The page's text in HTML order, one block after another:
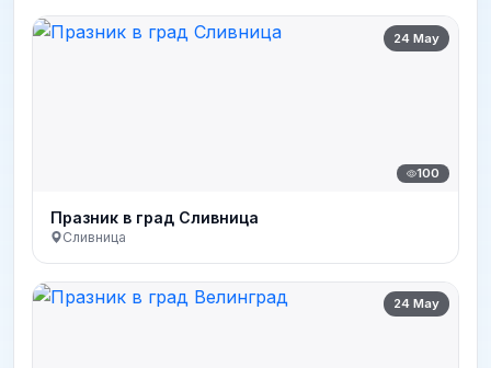
24 May
100
Празник в град Сливница
Сливница
24 May